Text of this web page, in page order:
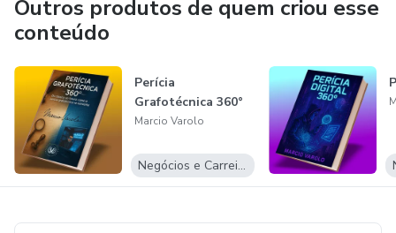
Outros produtos de quem criou esse
conteúdo
Perícia
Grafotécnica 360°
Marcio Varolo
Negócios e Carreira